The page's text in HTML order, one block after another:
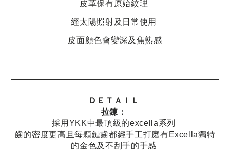
皮革保有原始紋理
經太陽照射及日常使用
皮面顏色會變深及焦熟感
ＤＥＴＡＩＬ
拉鍊：
採用YKK中最頂級的excella系列
齒的密度更高且每顆鏈齒都經手工打磨有Excella獨特
的金色及不刮手的手感